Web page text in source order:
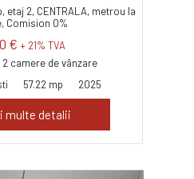
etaj 2, CENTRALA, metrou la
Comision 0%
€ + 21% TVA
camere de vânzare
57.22 mp 2025
multe detalii